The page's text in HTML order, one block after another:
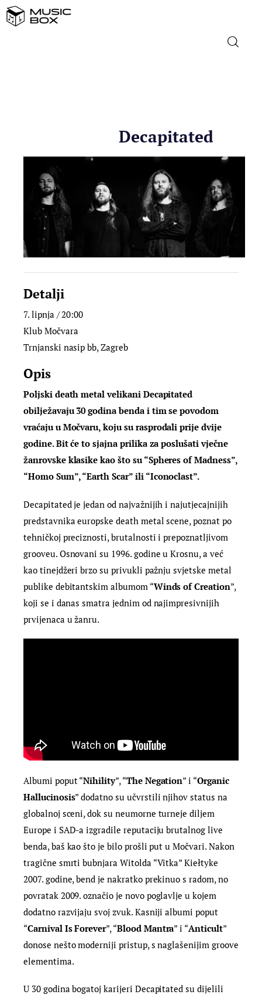
STRANA GLAZBA
FILM
MUSIC BOX
Decapitated
Detalji
7. lipnja / 20:00
Klub Močvara
Trnjanski nasip bb, Zagreb
Opis
Poljski death metal velikani Decapitated
obilježavaju 30 godina benda i tim se povodom
vraćaju u Močvaru, koju su rasprodali prije dvije
godine. Bit će to sjajna prilika za poslušati vječne
žanrovske klasike kao što su “Spheres of Madness”,
“Homo Sum”, “Earth Scar” ili “Iconoclast”.
Decapitated je jedan od najvažnijih i najutjecajnijih
predstavnika europske death metal scene, poznat po
tehničkoj preciznosti, brutalnosti i prepoznatljivom
grooveu. Osnovani su 1996. godine u Krosnu, a već
kao tinejdžeri brzo su privukli pažnju svjetske metal
publike debitantskim albumom “Winds of Creation”,
koji se i danas smatra jednim od najimpresivnijih
prvijenaca u žanru.
Albumi poput “Nihility”, “The Negation” i “Organic
Hallucinosis” dodatno su učvrstili njihov status na
globalnoj sceni, dok su neumorne turneje diljem
Europe i SAD-a izgradile reputaciju brutalnog live
benda, baš kao što je bilo prošli put u Močvari. Nakon
tragične smrti bubnjara Witolda “Vitka” Kiełtyke
2007. godine, bend je nakratko prekinuo s radom, no
povratak 2009. označio je novo poglavlje u kojem
dodatno razvijaju svoj zvuk. Kasniji albumi poput
“Carnival Is Forever”, “Blood Mantra” i “Anticult”
donose nešto moderniji pristup, s naglašenijim groove
elementima.
U 30 godina bogatoj karijeri Decapitated su dijelili